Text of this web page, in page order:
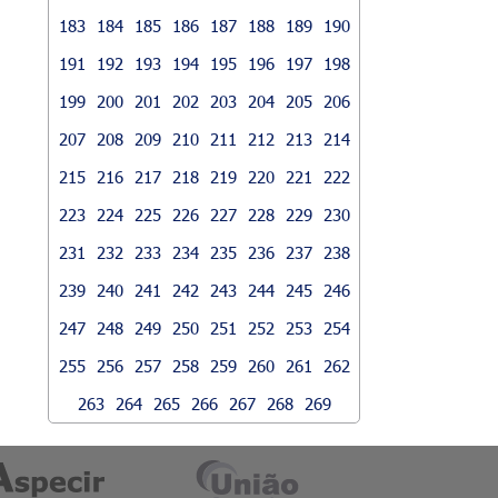
183
184 185 186 187 188 189
190
191
192 193 194 195 196 197
198
199
200 201 202 203 204 205
206
207
208 209 210 211 212 213
214
215
216 217 218 219 220 221
222
223
224 225 226 227 228 229
230
231
232 233 234 235 236 237
238
239
240 241 242 243 244 245
246
247
248 249 250 251 252 253
254
255
256 257 258 259 260 261
262
263
264 265 266 267 268 269